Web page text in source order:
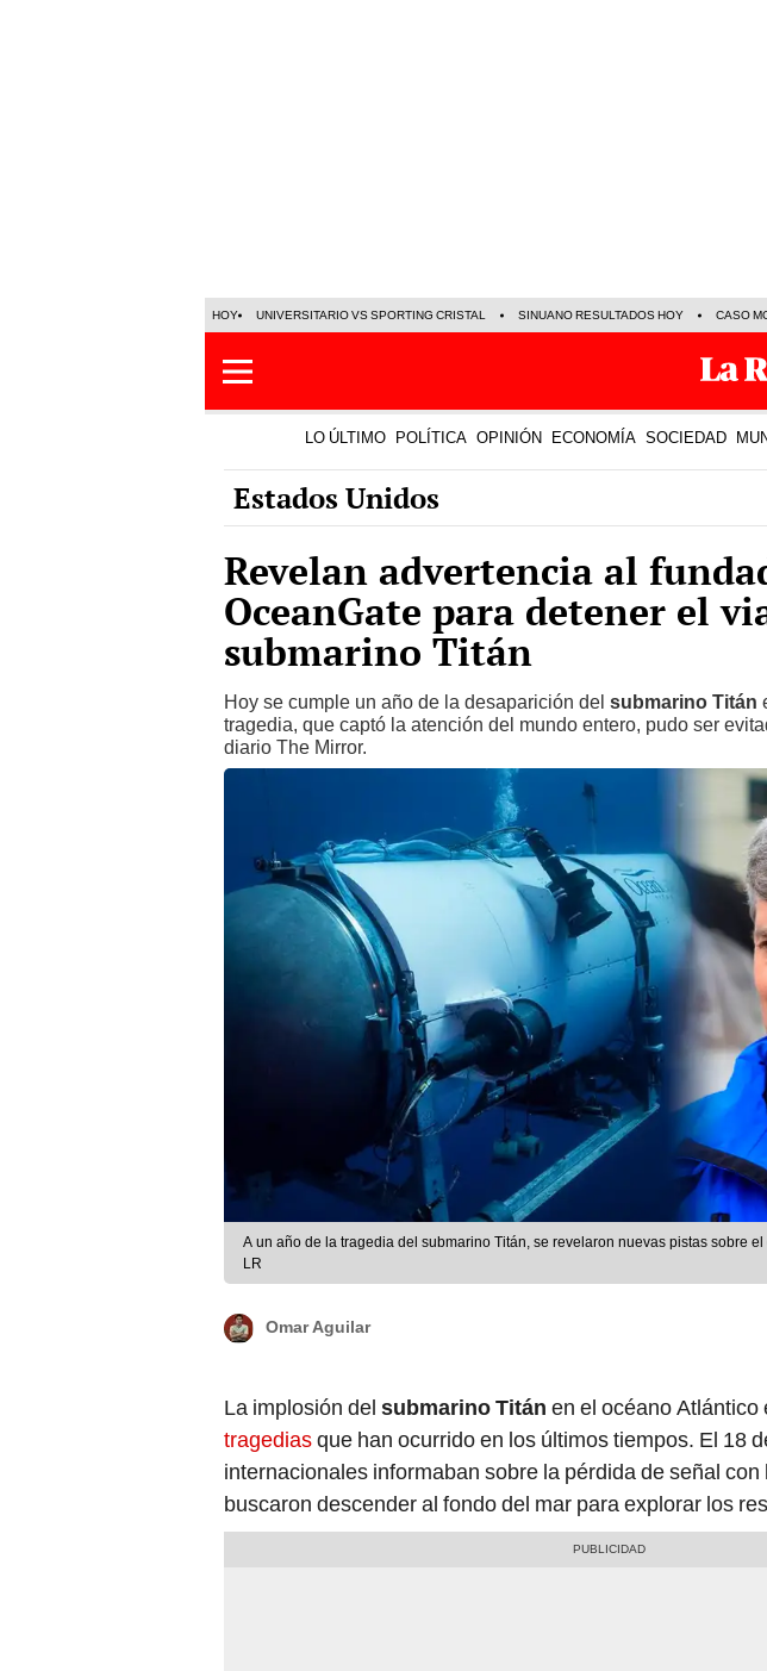
HOY UNIVERSITARIO VS SPORTING CRISTAL SINUANO RESULTADOS HOY CASO
LO ÚLTIMO POLÍTICA OPINIÓN ECONOMÍA SOCIEDAD
Estados Unidos
Revelan advertencia al
OceanGate para detener el
submarino Titán
Hoy se cumple un año de la desaparición del submarino Titán
tragedia, que captó la atención del mundo entero, pudo ser
diario The Mirror.
A un año de la tragedia del submarino Titán, se revelaron nuevas pistas sobre
LR
Omar Aguilar
La implosión del submarino Titán en el océano Atlántico
tragediasque han ocurrido en los últimos tiempos. El 18
internacionales informaban sobre la pérdida de señal
buscaron descender al fondo del mar para explorar los